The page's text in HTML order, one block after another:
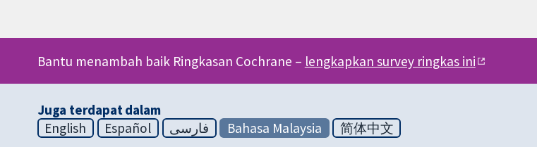
Bantu menambah baik Ringkasan Cochrane – lengkapkan survey ringkas ini
Juga terdapat dalam
English
Español فارسی Bahasa Malaysia 简体中文